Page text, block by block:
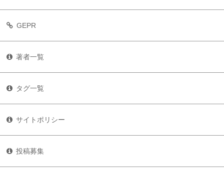
GEPR
著者一覧
タグ一覧
サイトポリシー
投稿募集